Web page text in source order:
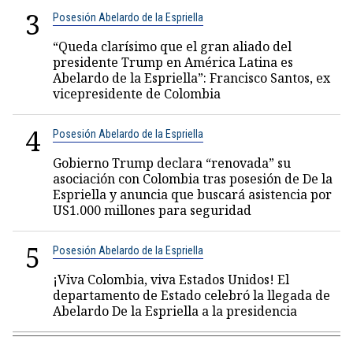
3 Posesión Abelardo de la Espriella
“Queda clarísimo que el gran aliado del
presidente Trump en América Latina es
Abelardo de la Espriella”: Francisco Santos, ex
vicepresidente de Colombia
4 Posesión Abelardo de la Espriella
Gobierno Trump declara “renovada” su
asociación con Colombia tras posesión de De la
Espriella y anuncia que buscará asistencia por
US1.000 millones para seguridad
5 Posesión Abelardo de la Espriella
¡Viva Colombia, viva Estados Unidos! El
departamento de Estado celebró la llegada de
Abelardo De la Espriella a la presidencia